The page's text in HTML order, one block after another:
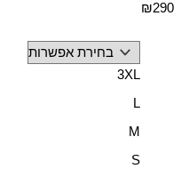
₪290
3XL
L
M
S